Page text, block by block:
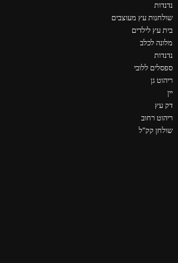
נדנדות
שולחנות עץ מעוצבים
בית עץ לילדים
מלונה לכלב
נדנדות
ספסלים ללובי
ריהוט גן
יין
דק עץ
ריהוט רחוב
שולחן קק"ל